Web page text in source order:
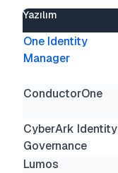
Yazılım
One Identity
Manager
ConductorOne
CyberArk Identity
Governance
Lumos